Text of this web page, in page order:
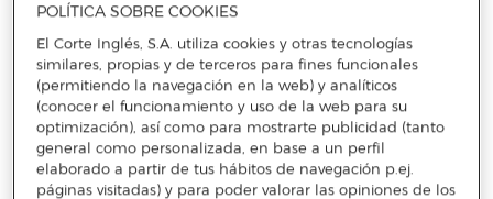
POLÍTICA SOBRE COOKIES
El Corte Inglés, S.A. utiliza cookies y otras tecnologías
similares, propias y de terceros para fines funcionales
(permitiendo la navegación en la web) y analíticos
(conocer el funcionamiento y uso de la web para su
optimización), así como para mostrarte publicidad (tanto
general como personalizada, en base a un perfil
elaborado a partir de tus hábitos de navegación p.ej.
páginas visitadas) y para poder valorar las opiniones de los